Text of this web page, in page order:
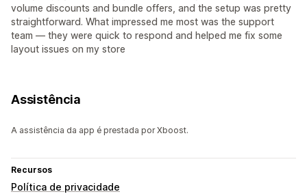
volume discounts and bundle offers, and the setup was pretty
straightforward. What impressed me most was the support
team — they were quick to respond and helped me fix some
layout issues on my store
Assistência
A assistência da app é prestada por Xboost.
Recursos
Política de privacidade